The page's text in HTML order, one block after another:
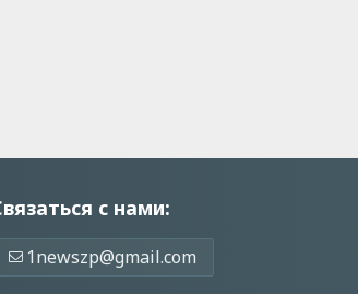
с нами:
1newszp@gmail.com